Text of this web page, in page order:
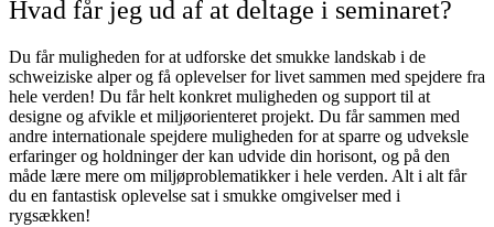
Hvad får jeg ud af at deltage i seminaret?
Du får muligheden for at udforske det smukke landskab i de
schweiziske alper og få oplevelser for livet sammen med spejdere fra
hele verden! Du får helt konkret muligheden og support til at
designe og afvikle et miljøorienteret projekt. Du får sammen med
andre internationale spejdere muligheden for at sparre og udveksle
erfaringer og holdninger der kan udvide din horisont, og på den
måde lære mere om miljøproblematikker i hele verden. Alt i alt får
du en fantastisk oplevelse sat i smukke omgivelser med i
rygsækken!